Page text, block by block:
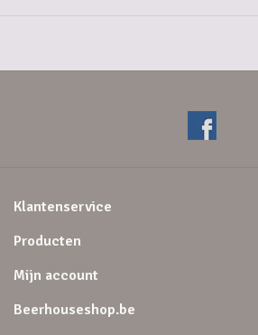
Klantenservice
Producten
Mijn account
Beerhouseshop.be